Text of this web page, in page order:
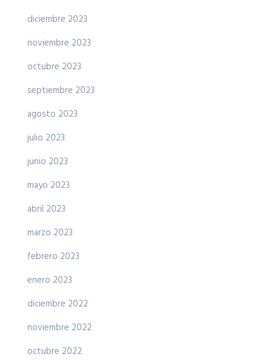
diciembre 2023
noviembre 2023
octubre 2023
septiembre 2023
agosto 2023
julio 2023
junio 2023
mayo 2023
abril 2023
marzo 2023
febrero 2023
enero 2023
diciembre 2022
noviembre 2022
octubre 2022